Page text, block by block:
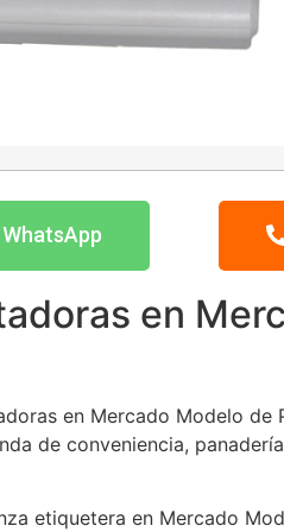
en
en Mercado Modelo
de conveniencia,
etiquetera en Mercado